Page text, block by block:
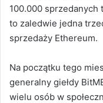
100.000 sprzedanych
to zaledwie jedna
sprzedaży Ethereum.
Na początku tego
generalny giełdy
wielu osób w